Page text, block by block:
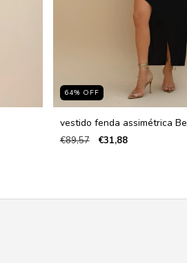
64% OFF
vestido fenda assimétrica
€89,57 €31,88